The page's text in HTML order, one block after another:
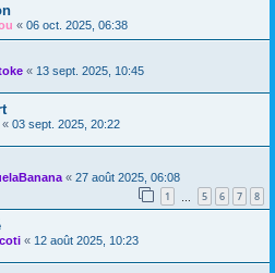
« 06 oct. 2025, 06:38
« 13 sept. 2025, 10:45
« 03 sept. 2025, 20:22
« 27 août 2025, 06:08
1 5 6 7 8
« 12 août 2025, 10:23